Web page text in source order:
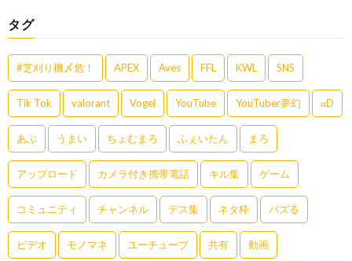
タグ
#芝刈り機〆危！ APEX Aves FFL KWL SNS
Tik Tok valorant Vogel YouTube YouTuber夢幻 αD
あぶ うまい ちょむまろ ふぇいたん まろ
アップロード カメラ付き携帯電話 キル集 ゲーム
コミュニティ チャンネル デス集 ネタ枠 バズる
ビデオ モノマネ ユーチューブ 共有 動画